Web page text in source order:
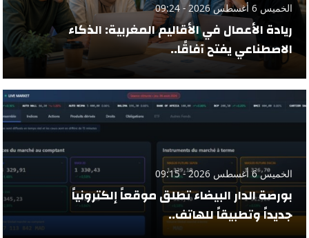
الخميس 6 أغسطس 2026 - 09:24
ريادة الأعمال في الأقاليم المغربية: الذكاء
الاصطناعي يفتح آفاقًا..
الخميس 6 أغسطس 2026 - 09:15
بورصة الدار البيضاء تطلق موقعاً إلكترونياً
جديداً وتطبيقاً للهاتف..